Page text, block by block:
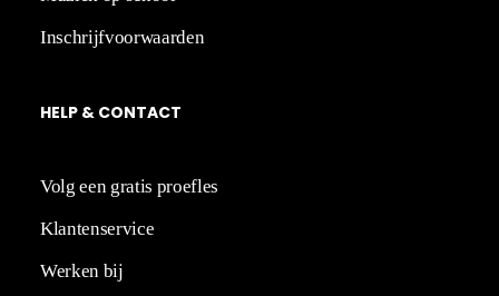
Inschrijfvoorwaarden
HELP & CONTACT
Volg een gratis proefles
Klantenservice
Werken bij